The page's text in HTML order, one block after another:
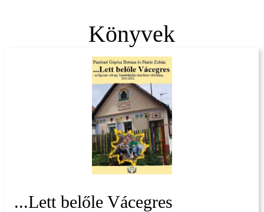
Könyvek
...Lett belőle Vácegres